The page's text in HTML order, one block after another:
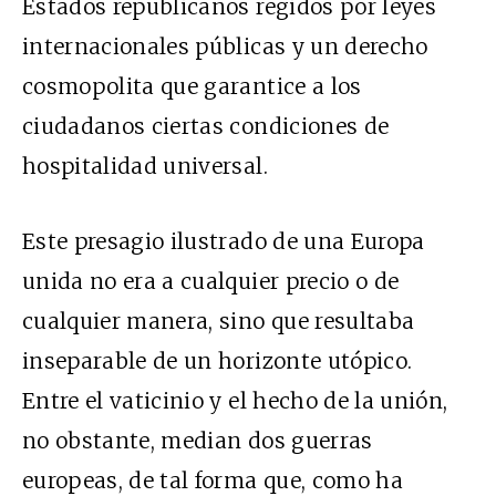
Estados republicanos regidos por leyes
internacionales públicas y un derecho
cosmopolita que garantice a los
ciudadanos ciertas condiciones de
hospitalidad universal.
Este presagio ilustrado de una Europa
unida no era a cualquier precio o de
cualquier manera, sino que resultaba
inseparable de un horizonte utópico.
Entre el vaticinio y el hecho de la unión,
no obstante, median dos guerras
europeas, de tal forma que, como ha